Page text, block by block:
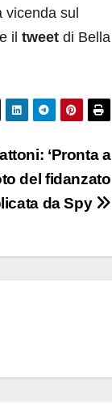
sul
il tweet di Bella
‘Pronta a
del fidanzato
da Spy